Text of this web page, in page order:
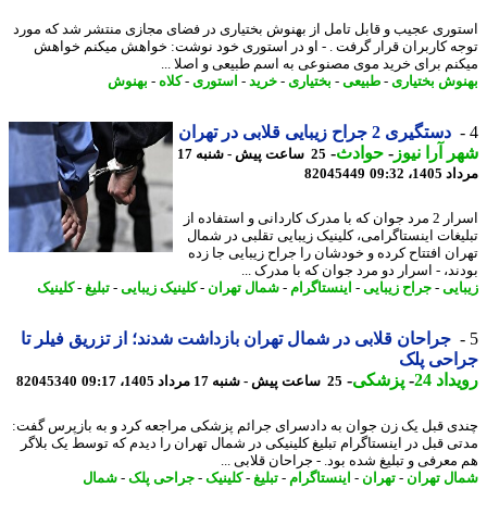
عجیب و قابل تامل از بهنوش بختیاری در فضای مجازی منتشر شد که مورد
کاربران قرار گرفت . - او در استوری خود نوشت: خواهش میکنم خواهش
برای خرید موی مصنوعی به اسم طبیعی و اصلا ...
بختیاری- طبیعی-بختیاری- خرید- استوری- کلاه-بهنوش
دستگیری 2 جراح زیبایی قلابی در تهران
آرا نیوز-حوادث -
25 ساعت پیش - شنبه 17
09:32
82045449
اسرار 2 مرد جوان که با مدرک کاردانی و استفاده از
اینستاگرامی، کلینیک زیبایی تقلبی در شمال
افتتاح کرده و خودشان را جراح زیبایی جا زده
- اسرار دو مرد جوان که با مدرک ...
-جراح زیبایی-اینستاگرام- شمال تهران- کلینیک زیبایی-تبلیغ -کلینیک
جراحان قلابی در شمال تهران بازداشت شدند؛ از تزریق فیلر تا
پلک
24
-پزشکی-25 ساعت پیش - شنبه 17 مرداد 1405، 09:17 82045340
قبل یک زن جوان به دادسرای جرائم پزشکی مراجعه کرد و به بازپرس گفت:
قبل در اینستاگرام تبلیغ کلینیکی در شمال تهران را دیدم که توسط یک بلاگر
و تبلیغ شده بود. - جراحان قلابی ...
تهران- تهران- اینستاگرام- تبلیغ -کلینیک-جراحی پلک-شمال